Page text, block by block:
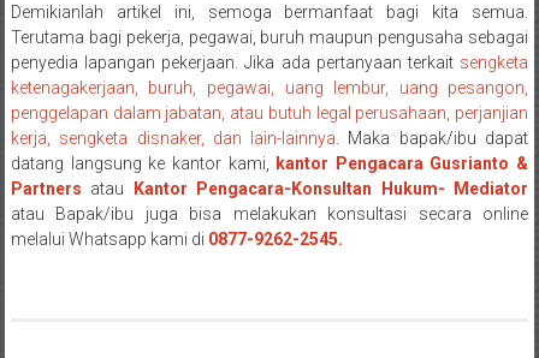
Baso/
Payakumbung/
Tanjung
pati/
Sarilamak/
Hulu
air/
Pasaman/
Kapur
Demikianlah artikel ini, semoga bermanfaat bagi kita semua.
Terutama bagi pekerja, pegawai, buruh maupun pengusaha sebagai
penyedia lapangan pekerjaan. Jika ada pertanyaan terkait sengketa
ketenagakerjaan, buruh, pegawai, uang lembur, uang pesangon,
penggelapan dalam jabatan, atau butuh legal perusahaan, perjanjian
kerja, sengketa disnaker, dan lain-lainnya . Maka bapak/ibu dapat
datang langsung ke kantor kami,
kantor Pengacara Gusrianto &
Partners atau
Kantor Pengacara-Konsultan Hukum- Mediator
atau Bapak/ibu juga bisa melakukan konsultasi secara online
melalui Whatsapp kami di 0877-9262-2545.